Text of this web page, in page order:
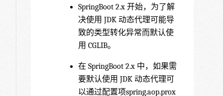
SpringBoot 2.x 开始，为了解
决使用 JDK 动态代理可能导
致的类型转化异常而默认使
用 CGLIB。
在 SpringBoot 2.x 中，如果需
要默认使用 JDK 动态代理可
以通过配置项spring.aop.prox